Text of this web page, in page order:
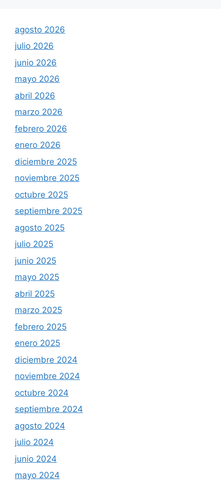
agosto 2026
julio 2026
junio 2026
mayo 2026
abril 2026
marzo 2026
febrero 2026
enero 2026
diciembre 2025
noviembre 2025
octubre 2025
septiembre 2025
agosto 2025
julio 2025
junio 2025
mayo 2025
abril 2025
marzo 2025
febrero 2025
enero 2025
diciembre 2024
noviembre 2024
octubre 2024
septiembre 2024
agosto 2024
julio 2024
junio 2024
mayo 2024